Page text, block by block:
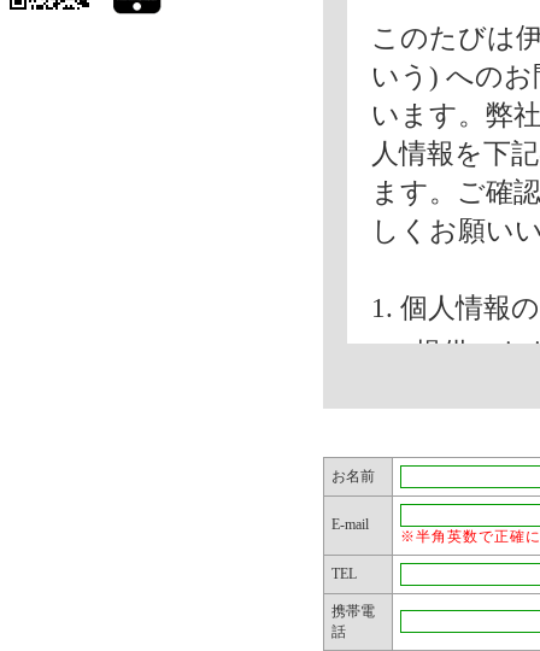
このたびは
いう) への
います。弊
人情報を下
ます。ご確
しくお願い
1. 個人情報
ご提供いた
(2) 弊社主
郵送物な
お問合せ内
弊社主催の
物などに
お名前
E-mail
※半角英数で正確
TEL
携帯電
話